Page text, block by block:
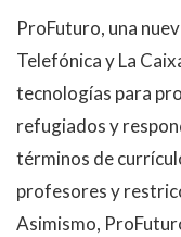
ProFuturo, una
Telefónica y La
tecnologías para
refugiados y
términos de
profesores y
Asimismo,